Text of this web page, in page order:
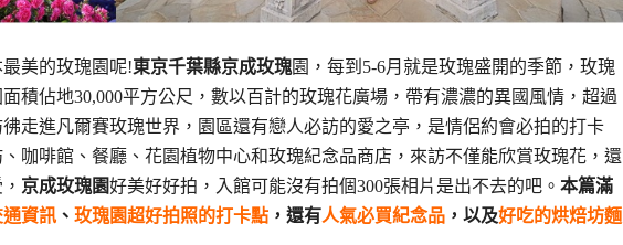
美的玫瑰園呢!東京千葉縣京成玫瑰園，每到5-6月就是玫瑰盛開的季節，玫瑰
積佔地30,000平方公尺，數以百計的玫瑰花廣場，帶有濃濃的異國風情，超過
走進凡爾賽玫瑰世界，園區還有戀人必訪的愛之亭，是情侶約會必拍的打卡
咖啡館、餐廳、花園植物中心和玫瑰紀念品商店，來訪不僅能欣賞玫瑰花，還
京成玫瑰園好美好好拍，入館可能沒有拍個300張相片是出不去的吧。 本篇滿
資訊 、 玫瑰園超好拍照的打卡點 ，還有人氣必買紀念品 ，以及好吃的烘焙坊麵